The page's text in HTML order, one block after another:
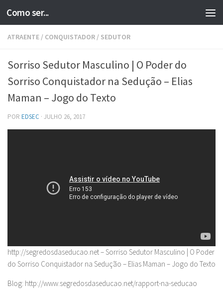
Skip to content
Como ser...
ATRAENTE / CONQUISTADOR / SEDUTOR
Sorriso Sedutor Masculino | O Poder do
Sorriso Conquistador na Sedução – Elias
Maman – Jogo do Texto
POR EDSEC · JULHO 26, 2017
http://segredosdaseducao.net – Sorriso Sedutor Masculino | O Poder
do Sorriso Conquistador na Sedução – Elias Maman – Jogo do Texto
Blog: http://www.segredosdaseducao.net/rapport-na-seducao